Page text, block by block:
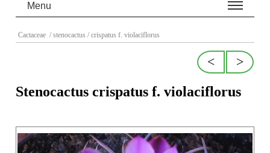
Menu
Cactaceae / stenocactus / crispatus f. violaciflorus
>
<
Stenocactus crispatus f. violaciflorus